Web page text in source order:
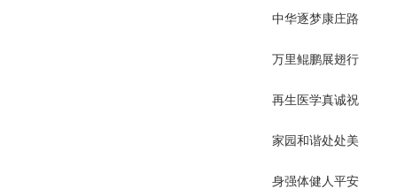
中华逐梦康庄路
万里鲲鹏展翅行
再生医学真诚祝
家园和谐处处美
身强体健人平安